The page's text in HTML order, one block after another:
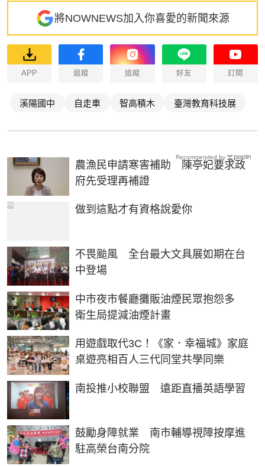
將NOWNEWS加入你喜愛的新聞來源
APP 追蹤 追蹤 好友 訂閱
溪陽國中 自走車 智高積木 臺灣教育科技展
農漁民申請寒害補助 陳亭妃要求政
府先受理再補證
做到這點才有資格說愛你
PR
不畏颱風 全台最大文具展如期在台
中登場
中市夜市餐廳攤販油煙民眾抱怨多
衛生局提減油煙計畫
用遊戲取代3C！《家．幸福城》家庭
桌遊亮相百人三代同堂共學同樂
南投推小校聯盟 遠距直播英語學習
鼓勵身障就業 南市輔導視障按摩進
駐高榮台南分院
Recommended by